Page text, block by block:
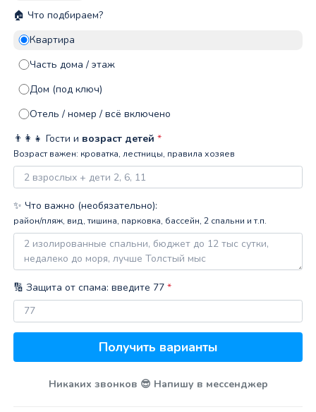
🏠 Что подбираем?
Квартира
Часть дома / этаж
Дом (под ключ)
Отель / номер / всё включено
👨‍👩‍👧 Гости и возраст детей *
Возраст важен: кроватка, лестницы, правила хозяев
✨ Что важно (необязательно):
район/пляж, вид, тишина, парковка, бассейн, 2 спальни и т.п.
🔢 Защита от спама: введите 77 *
Никаких звонков 😎 Напишу в мессенджер